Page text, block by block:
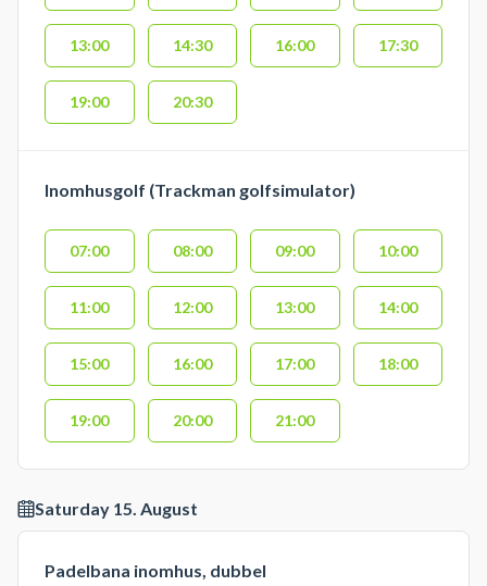
13:00 14:30 16:00 17:30
19:00 20:30
Inomhusgolf (Trackman golfsimulator)
07:00 08:00 09:00 10:00
11:00 12:00 13:00 14:00
15:00 16:00 17:00 18:00
19:00 20:00 21:00
Saturday 15. August
Padelbana inomhus, dubbel